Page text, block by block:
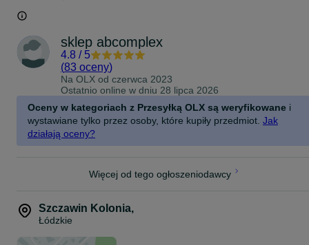
sklep abcomplex
4.8 / 5
(83 oceny)
Na OLX od czerwca 2023
Ostatnio online w dniu 28 lipca 2026
Oceny w kategoriach z Przesyłką OLX są weryfikowane i
wystawiane tylko przez osoby, które kupiły przedmiot. Jak
działają oceny?
Więcej od tego ogłoszeniodawcy
Szczawin Kolonia,
Łódzkie